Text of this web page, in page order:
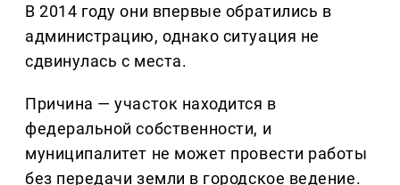
В 2014 году они впервые обратились в
администрацию, однако ситуация не
сдвинулась с места.
Причина — участок находится в
федеральной собственности, и
муниципалитет не может провести работы
без передачи земли в городское ведение.